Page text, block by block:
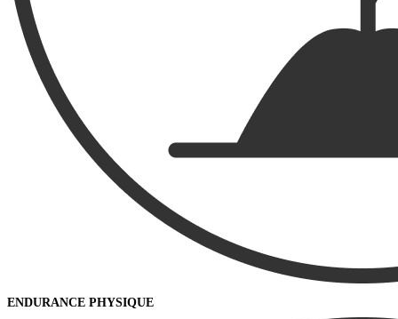
ENDURANCE PHYSIQUE